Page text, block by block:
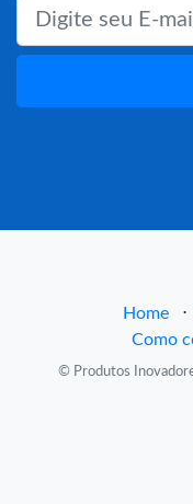
Home ⋅
Como
© Produtos